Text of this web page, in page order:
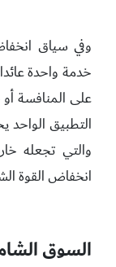
وفي سياق
خدمة واحدة
على المنافسة
التطبيق الواحد
والتي تجعله
انخفاض القوة
السوق